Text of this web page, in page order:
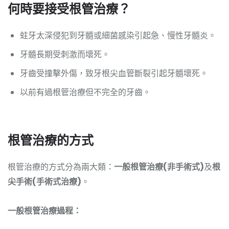
何時要接受根管治療？
蛀牙太深侵犯到牙髓或細菌感染引起急、慢性牙髓炎。
牙髓長期受刺激而壞死。
牙齒受撞擊外傷，致牙根尖血管斷裂引起牙髓壞死。
以前有過根管治療但不完全的牙齒。
根管治療的方式
根管治療的方式分為兩大類： 一般根管治療(非手術式)及根
尖手術(手術式治療) 。
一般根管治療過程：